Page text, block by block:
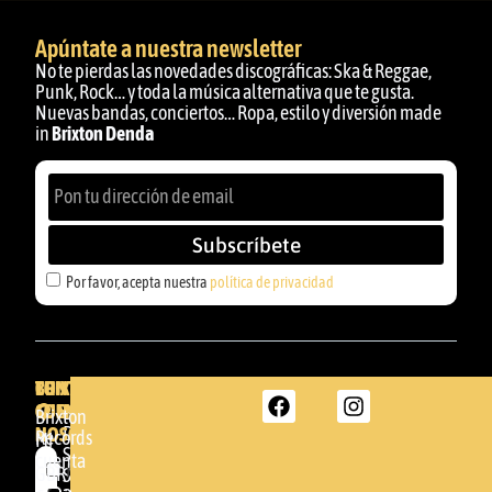
Apúntate a nuestra newsletter
No te pierdas las novedades discográficas: Ska & Reggae,
Punk, Rock… y toda la música alternativa que te gusta.
Nuevas bandas, conciertos… Ropa, estilo y diversión made
in Brixton Denda
Por favor, acepta nuestra política de privacidad
Subscríbete
BRIXTON
DENDA -
SHOP
Somera
BRIXTON
Brixton
Records
GBR
TU
CUENTA
Mi
cuenta
CONTACTA
CON
NOSOTROS
Por